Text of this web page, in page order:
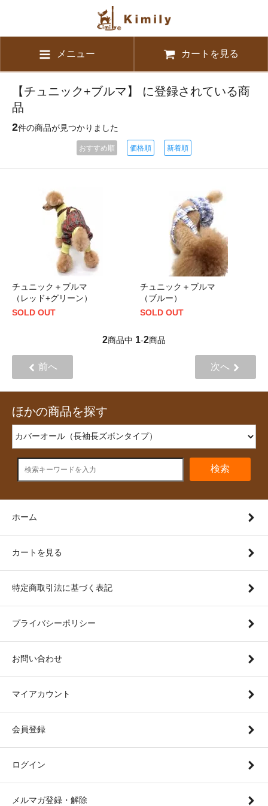
メニュー カートを見る
【チュニック+ブルマ】 に登録されている商
品
2件の商品が見つかりました
おすすめ順 価格順 新着順
チュニック＋ブルマ
（レッド+グリーン）
SOLD OUT
チュニック＋ブルマ
（ブルー）
SOLD OUT
2商品中 1-2商品
前へ 次へ
ほかの商品を探す
検索
ホーム
カートを見る
特定商取引法に基づく表記
プライバシーポリシー
お問い合わせ
マイアカウント
会員登録
ログイン
メルマガ登録・解除